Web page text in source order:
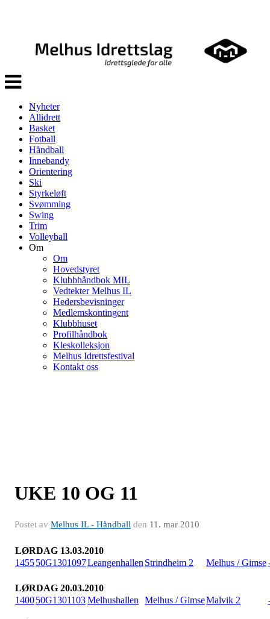
Veksle
navigasjon
Nyheter
Allidrett
Basket
Fotball
Håndball
Innebandy
Orientering
Ski
Styrkeløft
Svømming
Swing
Trim
Volleyball
Om
Om
Hovedstyret
Klubbhåndbok MIL
Vedtekter Melhus IL
Hedersbevisninger
Medlemskontingent
Klubbhuset
Profilhåndbok
Kleskolleksjon
Melhus Idrettsfestival
Kontakt oss
UKE 10 OG 11
Postet av Melhus IL - Håndball den 11. mar 2010
LØRDAG 13.03.2010
145550G1301097Leangenhallen Strindheim 2 Melhus / Gimse
LØRDAG 20.03.2010
140050G1301103Melhushallen Melhus / GimseMalvik 2